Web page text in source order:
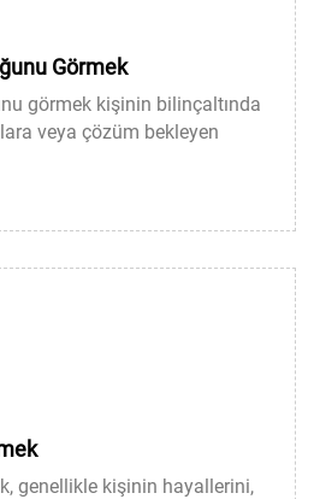
Görmek
görmek kişinin bilinçaltında
veya çözüm bekleyen
genellikle kişinin hayallerini,